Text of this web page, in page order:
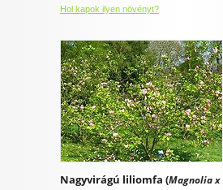
Hol kapok ilyen növényt?
Nagyvirágú liliomfa (Magnolia x